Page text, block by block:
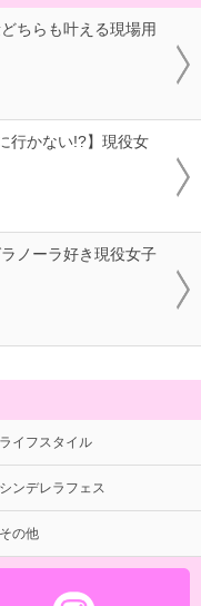
ちらも叶える現場用
行かない!?】現役女
ノーラ好き現役女子
ライフスタイル
シンデレラフェス
その他